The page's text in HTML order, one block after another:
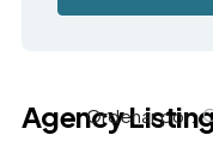
AgencyOrdenar por: